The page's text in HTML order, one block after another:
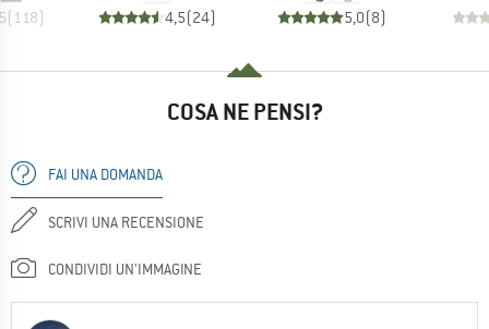
(118) 4,5(24) 5,0(8)
COSA NE PENSI?
FAI UNA DOMANDA
SCRIVI UNA RECENSIONE
CONDIVIDI UN'IMMAGINE